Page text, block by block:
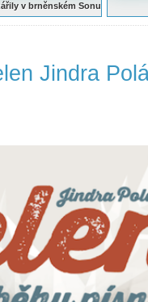
v brněnském Sonu
Jindra